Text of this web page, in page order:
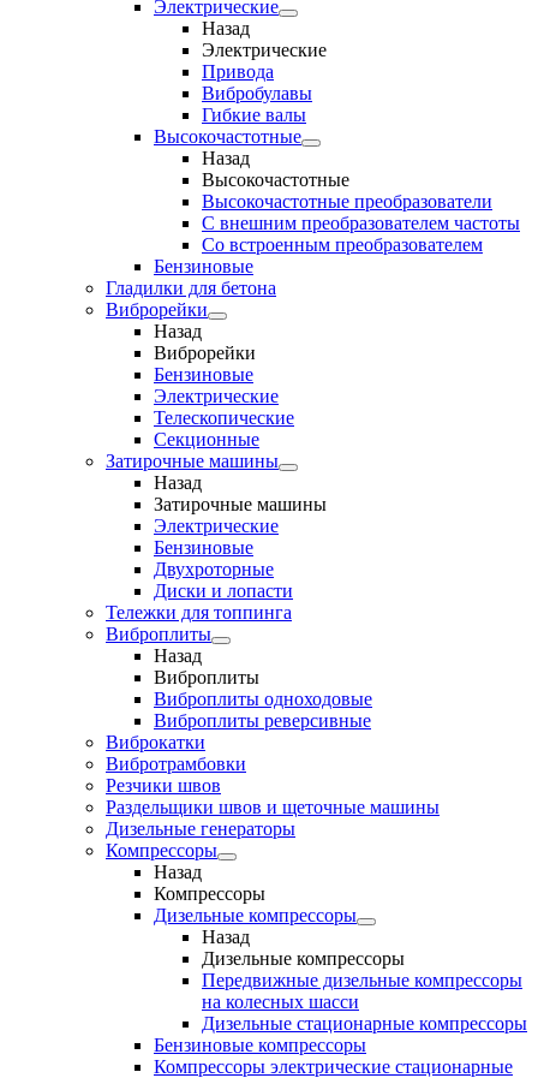
Электрические
Назад
Электрические
Привода
Вибробулавы
Гибкие валы
Высокочастотные
Назад
Высокочастотные
Высокочастотные преобразователи
С внешним преобразователем частоты
Cо встроенным преобразователем
Бензиновые
Гладилки для бетона
Виброрейки
Назад
Виброрейки
Бензиновые
Электрические
Телескопические
Секционные
Затирочные машины
Назад
Затирочные машины
Электрические
Бензиновые
Двухроторные
Диски и лопасти
Тележки для топпинга
Виброплиты
Назад
Виброплиты
Виброплиты одноходовые
Виброплиты реверсивные
Виброкатки
Вибротрамбовки
Резчики швов
Раздельщики швов и щеточные машины
Дизельные генераторы
Компрессоры
Назад
Компрессоры
Дизельные компрессоры
Назад
Дизельные компрессоры
Передвижные дизельные компрессоры
на колесных шасси
Дизельные стационарные компрессоры
Бензиновые компрессоры
Компрессоры электрические стационарные